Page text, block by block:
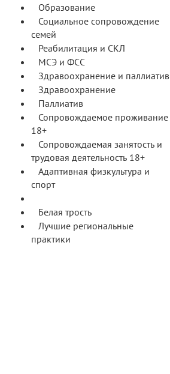
Образование
Социальное сопровождение
семей
Реабилитация и СКЛ
МСЭ и ФСС
Здравоохранение и паллиатив
Здравоохранение
Паллиатив
Сопровождаемое проживание
18+
Сопровождаемая занятость и
трудовая деятельность 18+
Адаптивная физкультура и
спорт
Белая трость
Лучшие региональные
практики